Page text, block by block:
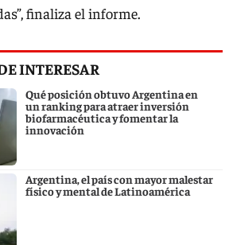
finaliza el informe.
INTERESAR
Qué posición obtuvo Argentina en
un ranking para atraer inversión
biofarmacéutica y fomentar la
innovación
Argentina, el país con mayor malestar
físico y mental de Latinoamérica